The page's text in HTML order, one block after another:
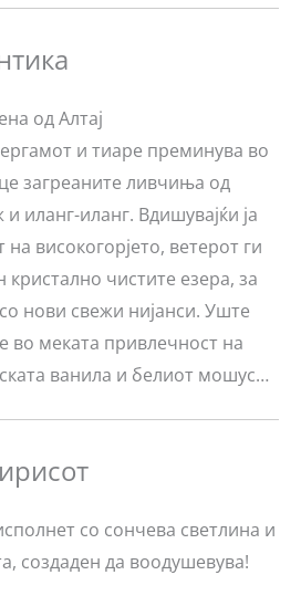
од Алтај
и тиаре преминува во
загреаните ливчиња од
иланг-иланг. Вдишувајќи ја
високогорјето, ветерот ги
чистите езера, за
нови свежи нијанси. Уште
во меката привлечност на
ванила и белиот мошус…
со сончева светлина и
создаден да воодушевува!